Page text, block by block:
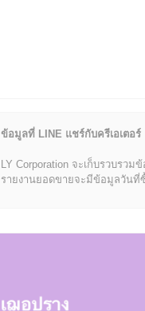
ข้อมูลที่ LINE แชร์กับครีเอเตอร์
LY Corporation จะเก็บรวบรว
รายงานยอดขายจะมีข้อมูลวันที่